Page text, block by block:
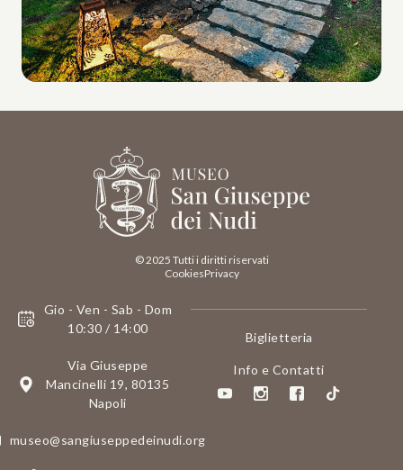
© 2025 Tutti i diritti riservati
CookiesPrivacy
Gio - Ven - Sab - Dom
10:30 / 14:00
Via Giuseppe
Mancinelli 19, 80135
Napoli
museo@sangiuseppedeinudi.org
Biglietteria
Info e Contatti